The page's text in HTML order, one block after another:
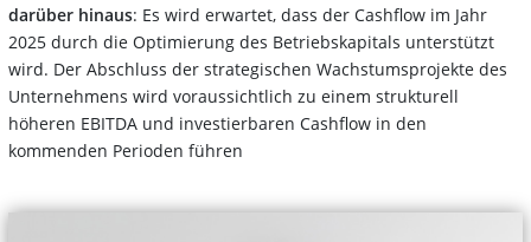
darüber hinaus: Es wird erwartet, dass der Cashflow im Jahr
2025 durch die Optimierung des Betriebskapitals unterstützt
wird. Der Abschluss der strategischen Wachstumsprojekte des
Unternehmens wird voraussichtlich zu einem strukturell
höheren EBITDA und investierbaren Cashflow in den
kommenden Perioden führen